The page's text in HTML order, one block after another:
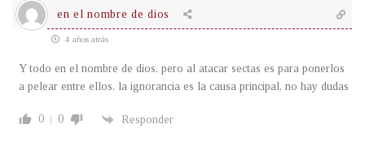
en el nombre de dios
4 años atrás
Y todo en el nombre de dios, pero al atacar sectas es para ponerlos
a pelear entre ellos, la ignorancia es la causa principal, no hay dudas
0 0 Responder